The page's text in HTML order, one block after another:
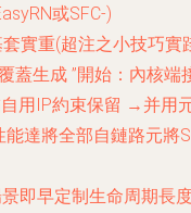
或SFC-)
實重(超注之小技巧實
蓋生成 ”開始：內核端
用IP約束保留 →并用
達將全部自鏈路元將S
即早定制生命周期長